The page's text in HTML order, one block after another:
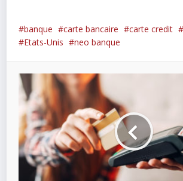
banque carte bancaire carte credit
Etats-Unis
neo banque